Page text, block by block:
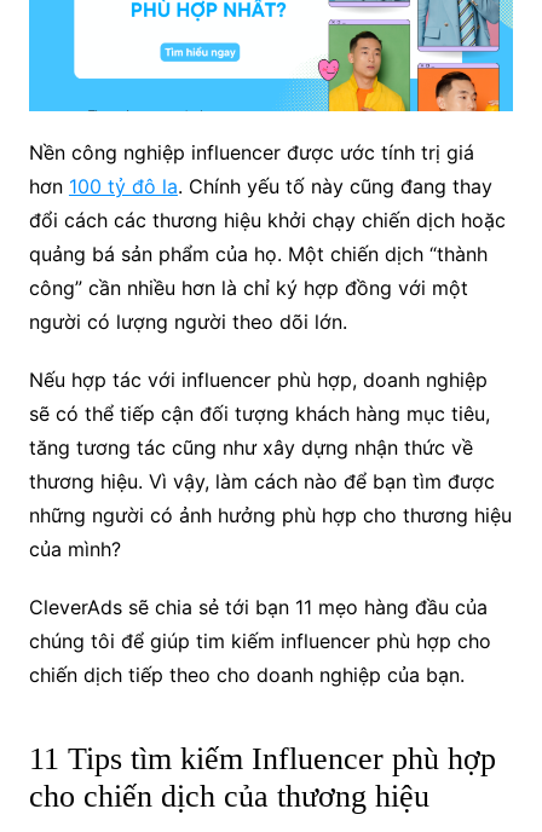
Nền công nghiệp influencer được ước tính trị giá
hơn 100 tỷ đô la. Chính yếu tố này cũng đang thay
đổi cách các thương hiệu khởi chạy chiến dịch hoặc
quảng bá sản phẩm của họ. Một chiến dịch “thành
công” cần nhiều hơn là chỉ ký hợp đồng với một
người có lượng người theo dõi lớn.
Nếu hợp tác với influencer phù hợp, doanh nghiệp
sẽ có thể tiếp cận đối tượng khách hàng mục tiêu,
tăng tương tác cũng như xây dựng nhận thức về
thương hiệu. Vì vậy, làm cách nào để bạn tìm được
những người có ảnh hưởng phù hợp cho thương hiệu
của mình?
CleverAds sẽ chia sẻ tới bạn 11 mẹo hàng đầu của
chúng tôi để giúp tim kiếm influencer phù hợp cho
chiến dịch tiếp theo cho doanh nghiệp của bạn.
11 Tips tìm kiếm Influencer phù hợp
cho chiến dịch của thương hiệu